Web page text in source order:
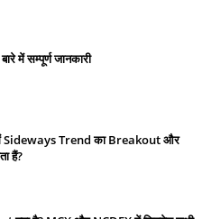
में सम्पूर्ण जानकारी
Sideways Trend का Breakout और
हैं?